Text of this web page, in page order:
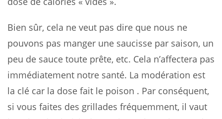
Bien sûr, cela ne veut pas dire que nous ne
pouvons pas manger une saucisse par saison, un
peu de sauce toute prête, etc. Cela n’affectera pas
immédiatement notre santé. La modération est
la clé car la dose fait le poison . Par conséquent,
si vous faites des grillades fréquemment, il vaut